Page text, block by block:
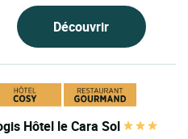
Découvrir
Hôtel le Cara Sol